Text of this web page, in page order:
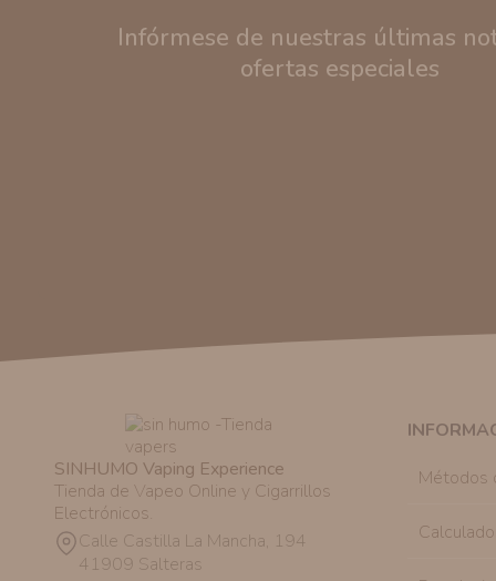
Infórmese de nuestras últimas
ofertas especiales
SINHUMO Vaping Experience
Tienda de Vapeo Online y Cigarrillos
Electrónicos.
Calle Castilla La Mancha, 194
41909 Salteras
Métodos